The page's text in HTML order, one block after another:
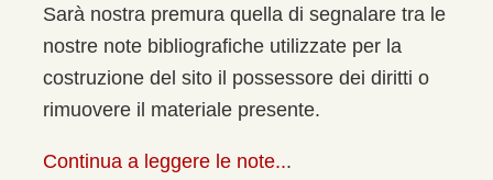
Sarà nostra premura quella di segnalare tra le
nostre note bibliografiche utilizzate per la
costruzione del sito il possessore dei diritti o
rimuovere il materiale presente.
Continua a leggere le note...